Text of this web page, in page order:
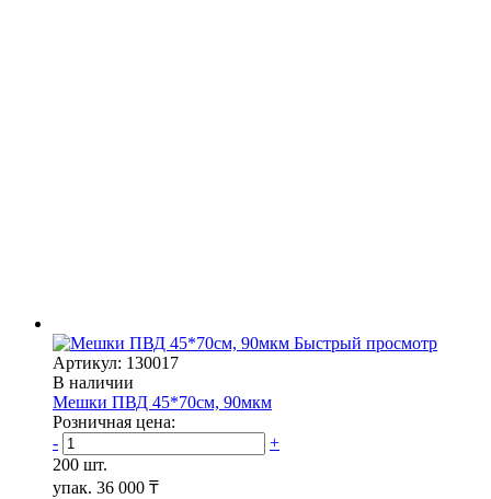
Быстрый просмотр
Артикул: 130017
В наличии
Мешки ПВД 45*70см, 90мкм
Розничная цена:
-
+
200 шт.
упак. 36 000 ₸